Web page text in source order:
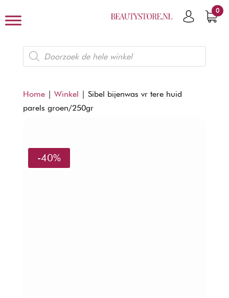
0
Producten
zoeken
Home| Winkel | Sibel bijenwas vr tere huid
parels groen/250gr
-40%